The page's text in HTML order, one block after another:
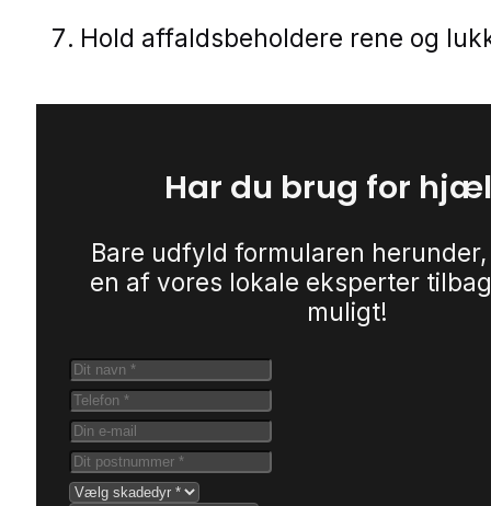
Hold affaldsbeholdere rene og
Har du brug for
Bare udfyld formularen
en af vores lokale eksperter
muligt!